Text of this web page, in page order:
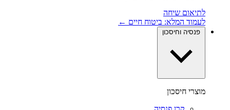
לתיאום שיחה
לעמוד המלא: ביטוח חיים ←
פנסיה וחיסכון
מוצרי חיסכון